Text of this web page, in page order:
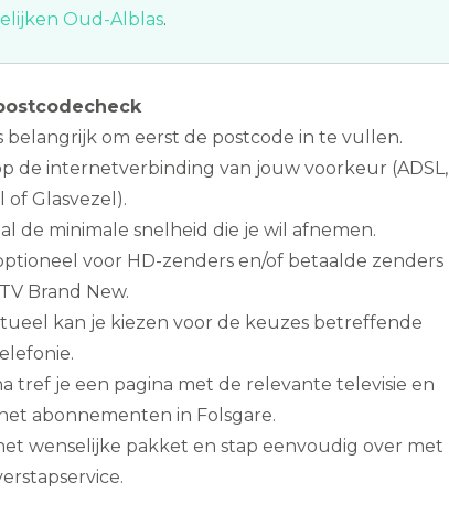
Oud-Alblas.
belangrijk om eerst de postcode in te vullen.
de internetverbinding van jouw voorkeur (ADSL,
of Glasvezel).
de minimale snelheid die je wil afnemen.
voor HD-zenders en/of betaalde zenders
Brand New.
kan je kiezen voor de keuzes betreffende
tref je een pagina met de relevante televisie en
abonnementen in Folsgare.
wenselijke pakket en stap eenvoudig over met